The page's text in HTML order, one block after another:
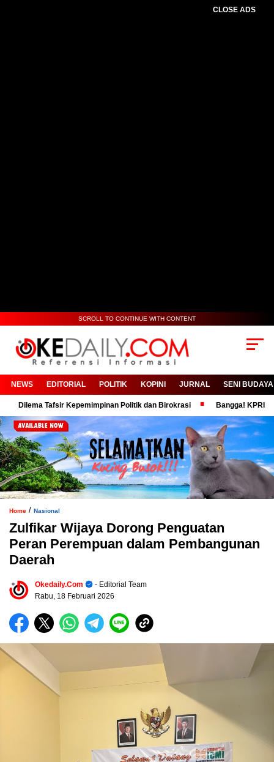
CLOSE ADS
SCROLL TO CONTINUE WITH CONTENT
NEWS EDITORIAL POLITIK KOPINI JURNAL SENI BUDAYA
Kepemimpinan Politik dan Birokrasi Bangga! KPRI RSUD Moh
Home / Nasional
Zulfikar Wijaya Dorong Penguatan
Peran Perempuan dalam Pembangunan
Daerah
Okedaily.com
- Editorial Team
Rabu, 18 Februari 2026